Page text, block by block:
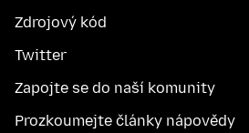
Zdrojový kód
Twitter
Zapojte se do naší komunity
Prozkoumejte články nápovědy